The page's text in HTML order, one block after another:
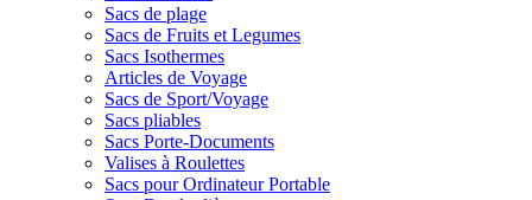
Sacs de plage
Sacs de Fruits et Legumes
Sacs Isothermes
Articles de Voyage
Sacs de Sport/Voyage
Sacs pliables
Sacs Porte-Documents
Valises à Roulettes
Sacs pour Ordinateur Portable